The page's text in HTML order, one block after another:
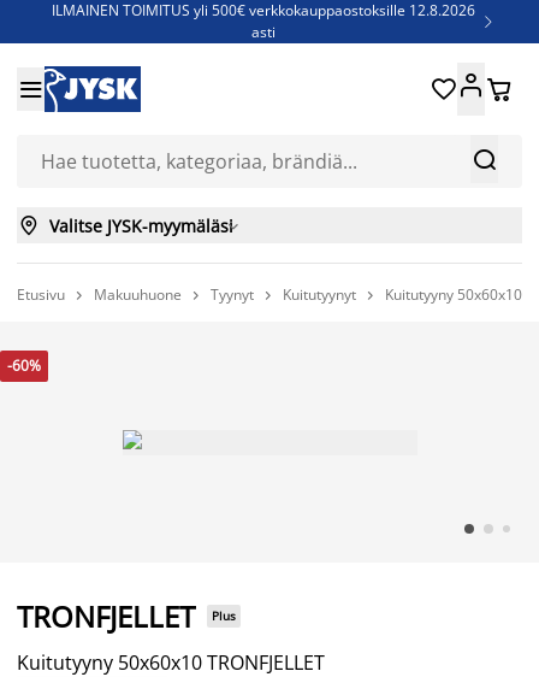
ILMAINEN TOIMITUS yli 500€ verkkokauppaostoksille 12.8.2026
asti

Jenkkisänkyjä - Säästä jopa 60%


 
 Valitse JYSK-myymäläsi
Etusivu  Makuuhuone  Tyynyt  Kuitutyynyt  Kuitutyyny 50x60x10
-60%
TRONFJELLET Plus
Kuitutyyny 50x60x10 TRONFJELLET